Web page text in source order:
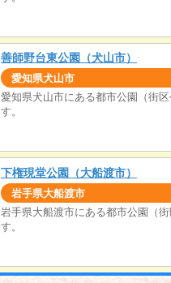
善師野台東公園（犬山市）
愛知県犬山市
愛知県犬山市にある都市公園（街
す。
下権現堂公園（大船渡市）
岩手県大船渡市
岩手県大船渡市にある都市公園（
す。